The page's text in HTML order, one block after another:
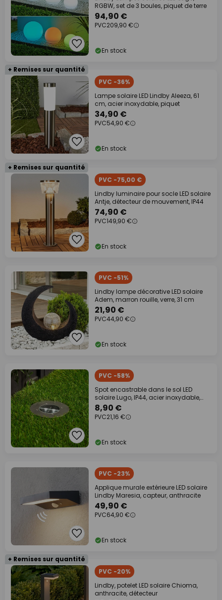
RGBW, set de 3 boules, piquet de terre
94,90 €
PVC209,90 €
En stock
+ Remises sur quantité
PVC -36%
Lampe solaire LED Lindby Aleeza, 61
cm, acier inoxydable, piquet
34,90 €
PVC54,90 €
En stock
+ Remises sur quantité
PVC -75,00 €
Lindby luminaire pour socle LED solaire
Antje, détecteur de mouvement, IP44
74,90 €
PVC149,90 €
En stock
PVC -51%
Lindby lampe décorative LED solaire
Adem, marron rouille, verre, 31 cm
21,90 €
PVC44,90 €
En stock
PVC -58%
Spot encastrable dans le sol LED
solaire Lugo, IP44, acier inoxydable,
verre
8,90 €
PVC21,16 €
En stock
PVC -23%
Applique murale extérieure LED solaire
Lindby Maresia, capteur, anthracite
49,90 €
PVC64,90 €
En stock
+ Remises sur quantité
PVC -20%
Lindby, potelet LED solaire Chioma,
anthracite, détecteur